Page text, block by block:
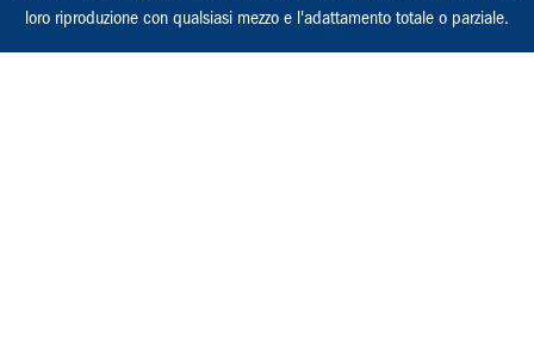
loro riproduzione con qualsiasi mezzo e l'adattamento totale o parziale.